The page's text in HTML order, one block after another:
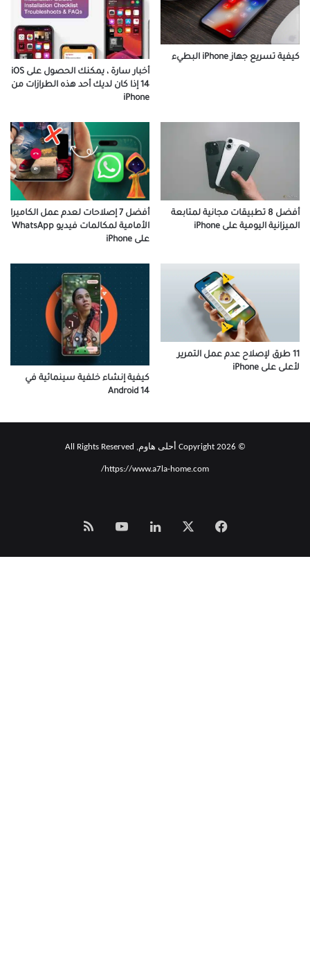
كيفية تسريع جهاز iPhone البطيء
أخبار سارة ، يمكنك الحصول على iOS
14 إذا كان لديك أحد هذه الطرازات من
iPhone
أفضل 8 تطبيقات مجانية لمتابعة
الميزانية اليومية على iPhone
أفضل 7 إصلاحات لعدم عمل الكاميرا
الأمامية لمكالمات فيديو WhatsApp
على iPhone
11 طرق لإصلاح عدم عمل التمرير
لأعلى على iPhone
كيفية إنشاء خلفية سينمائية في
Android 14
© Copyright 2026 أحلى هاوم, All Rights Reserved
https://www.a7la-home.com/
فيسبوك لينكدإن‫YouTube
Smart
Zeno